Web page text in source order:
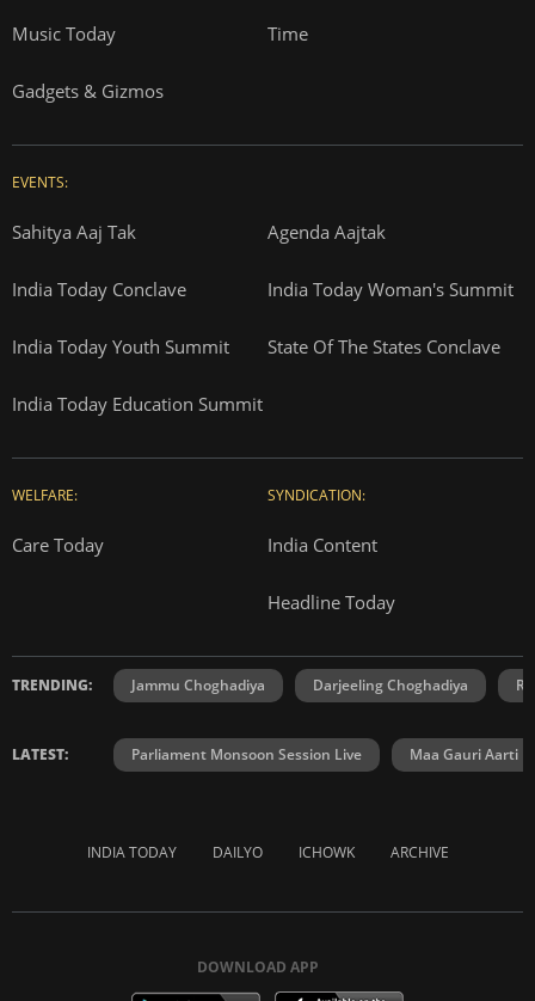
Music Today Time
Gadgets & Gizmos
EVENTS:
Sahitya Aaj Tak Agenda Aajtak
India Today Conclave India Today Woman's Summit
India Today Youth Summit State Of The States Conclave
India Today Education Summit
WELFARE:
Care Today
SYNDICATION:
India Content
Headline Today
TRENDING: Jammu Choghadiya Darjeeling Choghadiya
LATEST: Parliament Monsoon Session Live Maa Gauri Aarti
INDIA TODAY DAILYO ICHOWK ARCHIVE
DOWNLOAD APP